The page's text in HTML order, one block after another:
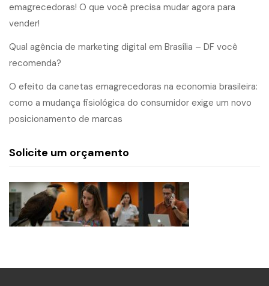
emagrecedoras! O que você precisa mudar agora para
vender!
Qual agência de marketing digital em Brasília – DF você
recomenda?
O efeito da canetas emagrecedoras na economia brasileira:
como a mudança fisiológica do consumidor exige um novo
posicionamento de marcas
Solicite um orçamento